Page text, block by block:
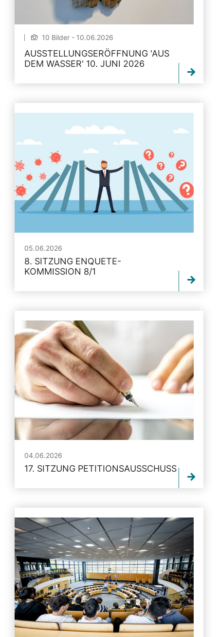
10 Bilder - 10.06.2026
AUSSTELLUNGSERÖFFNUNG 'AUS
DEM WASSER' 10. JUNI 2026
05.06.2026
8. SITZUNG ENQUETE-
KOMMISSION 8/1
04.06.2026
17. SITZUNG PETITIONSAUSSCHUSS